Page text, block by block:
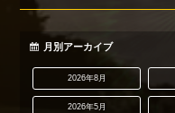
月別アーカイブ
2026年8月
2026年5月